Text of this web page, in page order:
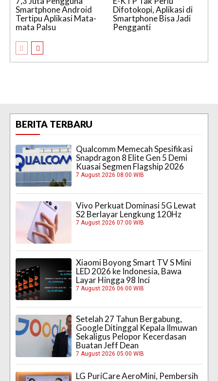
Smartphone Android
Tertipu Aplikasi Mata-
mata Palsu
Difotokopi, Aplikasi di
Smartphone Bisa Jadi
Pengganti
BERITA TERBARU
Qualcomm Memecah Spesifikasi
Snapdragon 8 Elite Gen 5 Demi
Kuasai Segmen Flagship 2026
7 August 2026 08:00 WIB
Vivo Perkuat Dominasi 5G Lewat
S2 Berlayar Lengkung 120Hz
7 August 2026 07:00 WIB
Xiaomi Boyong Smart TV S Mini
LED 2026 ke Indonesia, Bawa
Layar Hingga 98 Inci
7 August 2026 06:00 WIB
Setelah 27 Tahun Bergabung,
Google Ditinggal Kepala Ilmuwan
Sekaligus Pelopor Kecerdasan
Buatan Jeff Dean
7 August 2026 05:00 WIB
LG PuriCare AeroMini, Pembersih